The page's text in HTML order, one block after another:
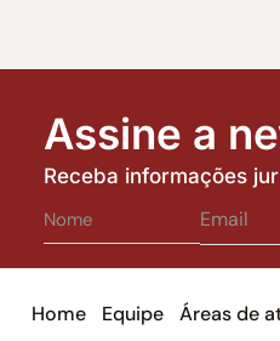
Assine a
Receba informações
Home Equipe Áreas de